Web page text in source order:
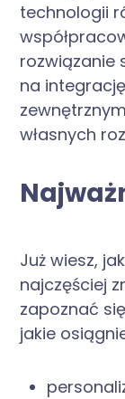
technologii
rozwiązanie
na
własnych
Już wiesz,
najczęściej
zapoznać
jakie